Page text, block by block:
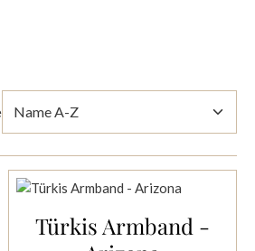
In den Warenkorb
Türkis Armband -